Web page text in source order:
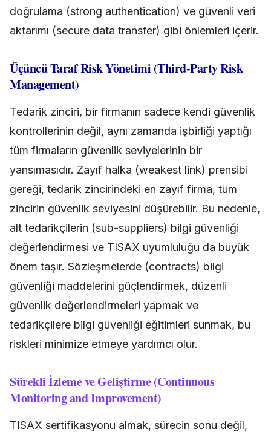
doğrulama (strong authentication) ve güvenli veri
aktarımı (secure data transfer) gibi önlemleri içerir.
Üçüncü Taraf Risk Yönetimi (Third-Party Risk
Management)
Tedarik zinciri, bir firmanın sadece kendi güvenlik
kontrollerinin değil, aynı zamanda işbirliği yaptığı
tüm firmaların güvenlik seviyelerinin bir
yansımasıdır. Zayıf halka (weakest link) prensibi
gereği, tedarik zincirindeki en zayıf firma, tüm
zincirin güvenlik seviyesini düşürebilir. Bu nedenle,
alt tedarikçilerin (sub-suppliers) bilgi güvenliği
değerlendirmesi ve TISAX uyumluluğu da büyük
önem taşır. Sözleşmelerde (contracts) bilgi
güvenliği maddelerini güçlendirmek, düzenli
güvenlik değerlendirmeleri yapmak ve
tedarikçilere bilgi güvenliği eğitimleri sunmak, bu
riskleri minimize etmeye yardımcı olur.
Sürekli İzleme ve Geliştirme (Continuous
Monitoring and Improvement)
TISAX sertifikasyonu almak, sürecin sonu değil,